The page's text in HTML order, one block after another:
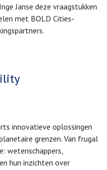
Janse deze vraagstukken
met BOLD Cities-
innovatieve oplossingen
grenzen. Van frugal
wetenschappers,
hun inzichten over